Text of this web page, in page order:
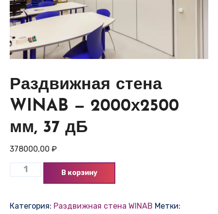
Раздвижная стена
WINAB — 2000х2500
мм, 37 дБ
378000,00 ₽
В корзину
Категория: Раздвижная стена WINAB Метки: